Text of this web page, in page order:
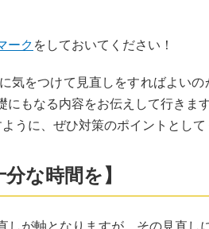
ーク をしておいてください！
気をつけて見直しをすればよい
もなる内容をお伝えして行きます
うに、ぜひ対策のポイントとして
な時間を】
が軸となりますが、その見直